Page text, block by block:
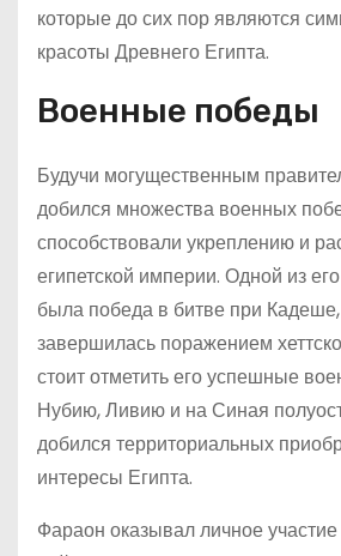
которые до сих пор являются
красоты Древнего Египта.
Военные победы
Будучи могущественным
добился множества военных
способствовали укреплению и
египетской империи. Одной из
была победа в битве при Кадеше,
завершилась поражением
стоит отметить его успешные
Нубию, Ливию и на Синая
добился территориальных
интересы Египта.
Фараон оказывал личное